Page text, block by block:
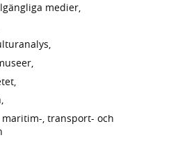
medier,
, transport- och